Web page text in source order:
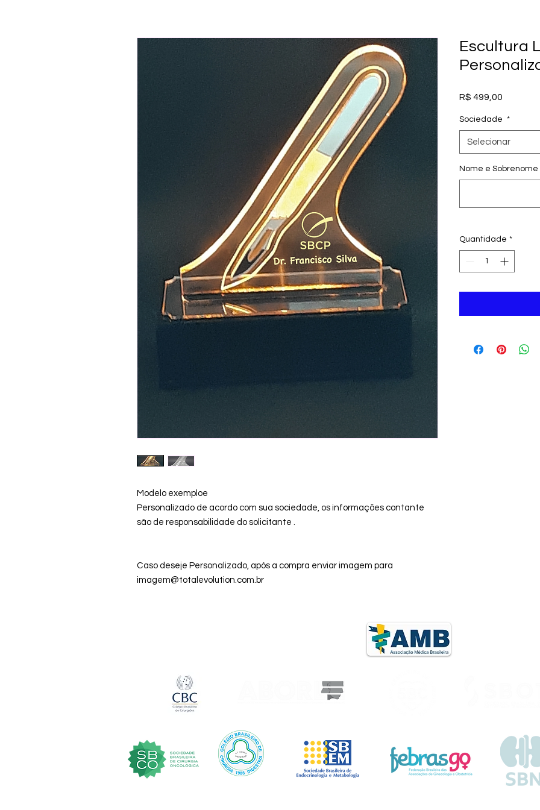
Modelo exemploe
Personalizado de acordo com sua sociedade, os informações contante
são de responsabilidade do solicitante .
Caso deseje Personalizado, após a compra enviar imagem para
imagem@totalevolution.com.br
Escultura
R$ 499,00
Sociedade *
Selecionar
Nome e
Quantidade *